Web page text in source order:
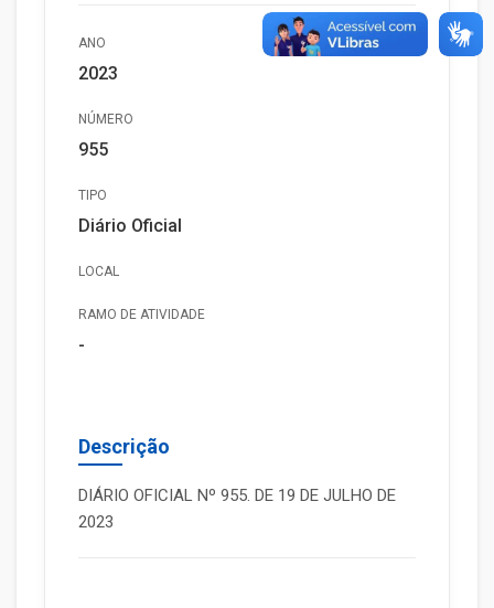
ANO
2023
NÚMERO
955
TIPO
Diário Oficial
LOCAL
RAMO DE ATIVIDADE
-
Descrição
DIÁRIO OFICIAL Nº 955. DE 19 DE JULHO DE
2023